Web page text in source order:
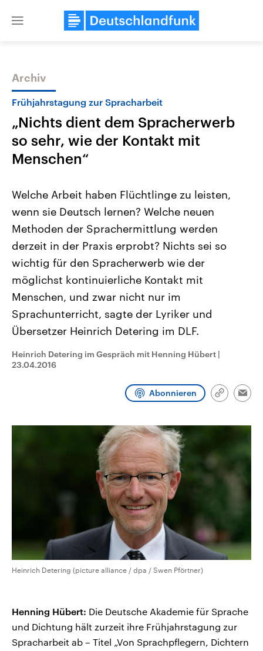
Close
Themen
2026
Alle Informationen
Sachsen-Anhalt wählt am 6.
September 2026 einen neuen
Landtag. Seit 2021 wird das
Bundesland von einer Koalition aus
CDU, SPD und FDP regiert.-
Umfragen, Prognosen,
und Hintergründe zu den Parteien
und Kandidaten der anstehenden
Wahl.
Aktuelle Beiträge,
Hintergründe
Wirtschaftlich und
gehören die Vereinigten
den mächtigsten Ländern
mit großem Einfluss auf
Sendungen Programm Podcasts
Audio-Archiv
Archiv
Frühjahrstagung zur Spracharbeit
„Nichts dient dem Spracherwerb
so sehr, wie der Kontakt mit
Menschen“
Welche Arbeit haben Flüchtlinge zu leisten,
wenn sie Deutsch lernen? Welche neuen
Methoden der Sprachermittlung werden
derzeit in der Praxis erprobt? Nichts sei so
wichtig für den Spracherwerb wie der
möglichst kontinuierliche Kontakt mit
Menschen, und zwar nicht nur im
Sprachunterricht, sagte der Lyriker und
Übersetzer Heinrich Detering im DLF.
Heinrich Detering im Gespräch mit Henning Hübert |
23.04.2016
Abonnieren
Link
Heinrich Detering (picture alliance / dpa / Swen Pförtner)
Henning Hübert: Die Deutsche Akademie für Sprache
und Dichtung hält zurzeit ihre Frühjahrstagung zur
Spracharbeit ab – Titel „Von Sprachpflegern, Dichtern